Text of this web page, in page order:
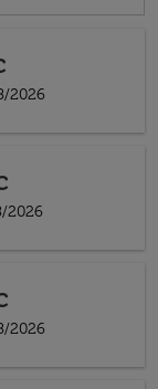
2026
2026
2026